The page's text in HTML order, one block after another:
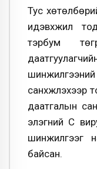
Тус
идэвхжил
тэрбум
даатгалын
элэгний С
шинжилгээг
байсан.